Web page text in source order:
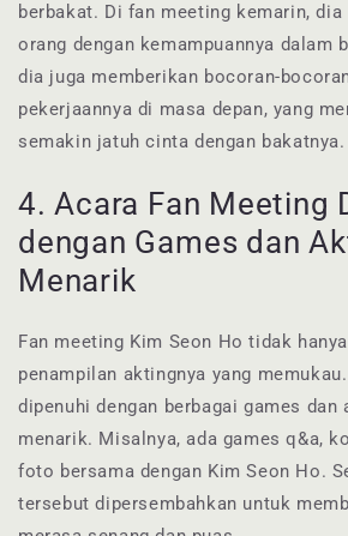
berbakat. Di fan meeting kemarin, dia
orang dengan kemampuannya dalam
dia juga memberikan bocoran-
pekerjaannya di masa depan, yang
semakin jatuh cinta dengan bakatnya.
4. Acara Fan Meeting
dengan Games dan
Menarik
Fan meeting Kim Seon Ho tidak
penampilan aktingnya yang
dipenuhi dengan berbagai games dan
menarik. Misalnya, ada games q&a,
foto bersama dengan Kim Seon Ho.
tersebut dipersembahkan untuk